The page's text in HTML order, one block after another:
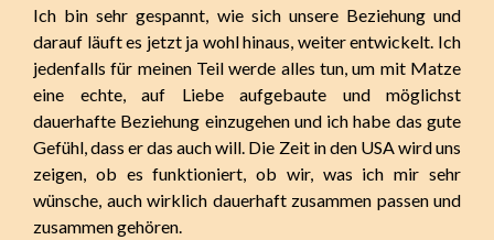
Ich bin sehr gespannt, wie sich unsere Beziehung und
darauf läuft es jetzt ja wohl hinaus, weiter entwickelt. Ich
jedenfalls für meinen Teil werde alles tun, um mit Matze
eine echte, auf Liebe aufgebaute und möglichst
dauerhafte Beziehung einzugehen und ich habe das gute
Gefühl, dass er das auch will. Die Zeit in den USA wird uns
zeigen, ob es funktioniert, ob wir, was ich mir sehr
wünsche, auch wirklich dauerhaft zusammen passen und
zusammen gehören.